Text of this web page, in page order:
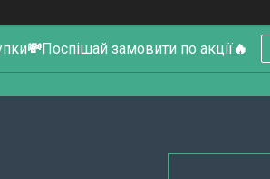
💸Поспішай замовити по акції🔥